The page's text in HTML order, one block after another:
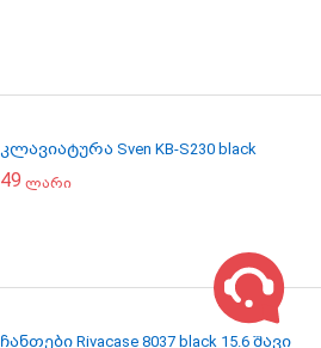
კლავიატურა Sven KB-S230 black
49 ლარი
ჩანთები Rivacase 8037 black 15.6 შავი